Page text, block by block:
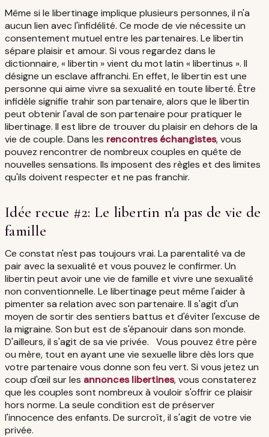
Même si le libertinage implique plusieurs personnes, il n'a
aucun lien avec l'infidélité. Ce mode de vie nécessite un
consentement mutuel entre les partenaires. Le libertin
sépare plaisir et amour. Si vous regardez dans le
dictionnaire, « libertin » vient du mot latin « libertinus ». Il
désigne un esclave affranchi. En effet, le libertin est une
personne qui aime vivre sa sexualité en toute liberté. Être
infidèle signifie trahir son partenaire, alors que le libertin
peut obtenir l'aval de son partenaire pour pratiquer le
libertinage. Il est libre de trouver du plaisir en dehors de la
vie de couple. Dans les rencontres échangistes, vous
pouvez rencontrer de nombreux couples en quête de
nouvelles sensations. Ils imposent des règles et des limites
qu'ils doivent respecter et ne pas franchir.
Idée recue #2: Le libertin n'a pas de vie de
famille
Ce constat n'est pas toujours vrai. La parentalité va de
pair avec la sexualité et vous pouvez le confirmer. Un
libertin peut avoir une vie de famille et vivre une sexualité
non conventionnelle. Le libertinage peut même l'aider à
pimenter sa relation avec son partenaire. Il s'agit d'un
moyen de sortir des sentiers battus et d'éviter l'excuse de
la migraine. Son but est de s'épanouir dans son monde.
D'ailleurs, il s'agit de sa vie privée. Vous pouvez être père
ou mère, tout en ayant une vie sexuelle libre dès lors que
votre partenaire vous donne son feu vert. Si vous jetez un
coup d'œil sur les annonces libertines, vous constaterez
que les couples sont nombreux à vouloir s'offrir ce plaisir
hors norme. La seule condition est de préserver
l'innocence des enfants. De surcroît, il s'agit de votre vie
privée.